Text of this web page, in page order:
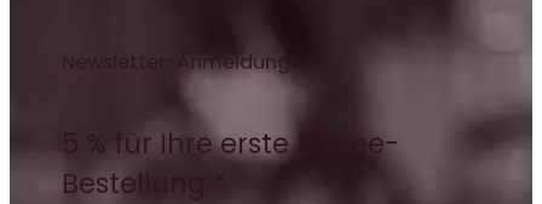
Newsletter-Anmeldung
5 % für Ihre erste Kaffee-
Bestellung *